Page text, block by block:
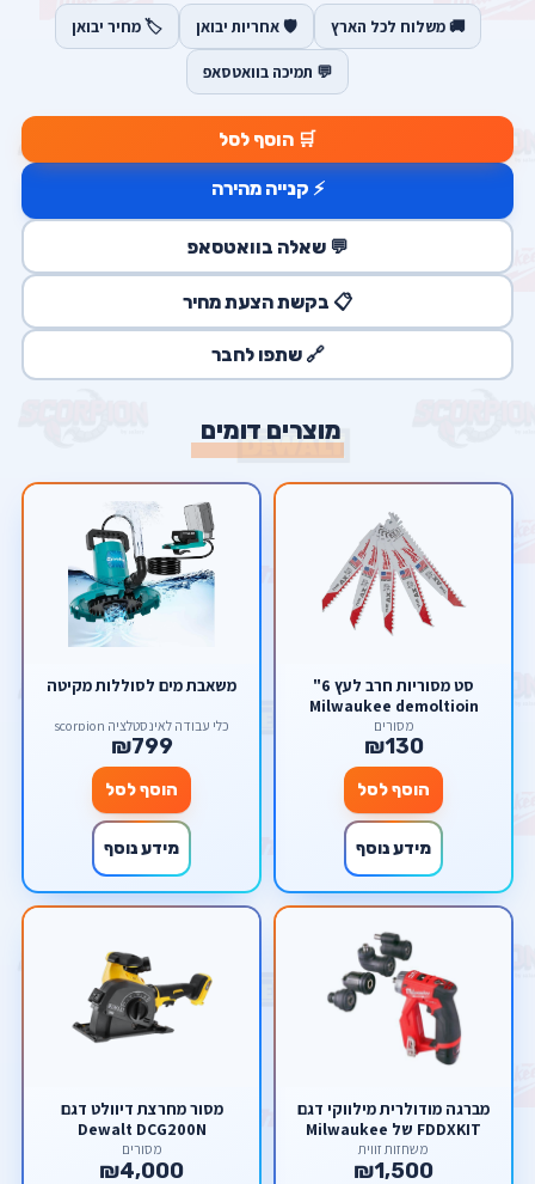
🚚 משלוח לכל הארץ 🛡️ אחריות יבואן 🏷️ מחיר יבואן
💬 תמיכה בוואטסאפ
🛒 הוסף לסל
⚡ קנייה מהירה
💬 שאלה בוואטסאפ
📋 בקשת הצעת מחיר
🔗 שתפו לחבר
מוצרים דומים
סט מסוריות חרב לעץ 6"
Milwaukee demoltioin
מסורים
₪130
הוסף לסל
מידע נוסף
משאבת מים לסוללות מקיטה
כלי עבודה לאינסטלציה scorpion
₪799
הוסף לסל
מידע נוסף
מברגה מודולרית מילווקי דגם
FDDXKIT של Milwaukee
משחזות זווית
₪1,500
מסור ‏מחרצת דיוולט דגם
Dewalt DCG200N
מסורים
₪4,000